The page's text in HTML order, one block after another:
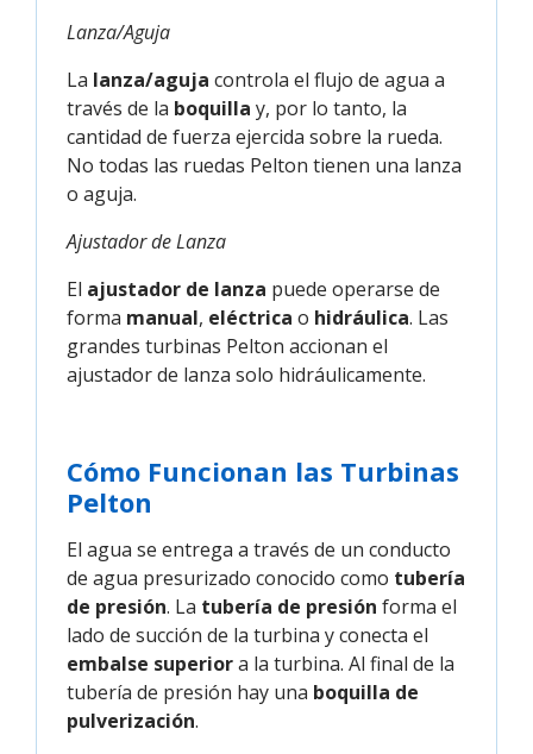
Lanza/Aguja
La lanza/aguja controla el flujo de agua a
través de la boquilla y, por lo tanto, la
cantidad de fuerza ejercida sobre la rueda.
No todas las ruedas Pelton tienen una lanza
o aguja.
Ajustador de Lanza
El ajustador de lanza puede operarse de
forma manual, eléctrica o hidráulica. Las
grandes turbinas Pelton accionan el
ajustador de lanza solo hidráulicamente.
Cómo Funcionan las Turbinas
Pelton
El agua se entrega a través de un conducto
de agua presurizado conocido como tubería
de presión. La tubería de presión forma el
lado de succión de la turbina y conecta el
embalse superiora la turbina. Al final de la
tubería de presión hay una boquilla de
pulverización.